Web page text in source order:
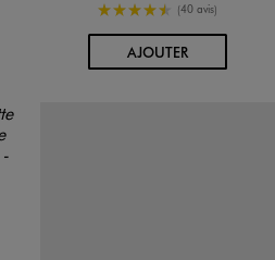
4.5/5 de moyenne
(40 avis)
AJOUTERAU PANIER